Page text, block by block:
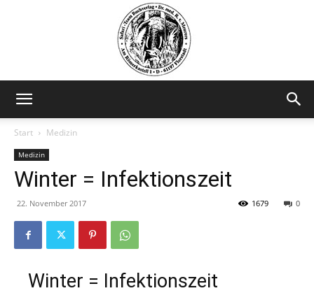
Start
Medizin
Medizin
Winter = Infektionszeit
22. November 2017 0
1679
Winter = Infektionszeit